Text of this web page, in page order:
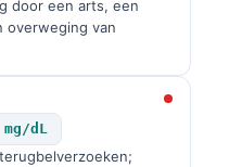
door een arts, een
overweging van
dL